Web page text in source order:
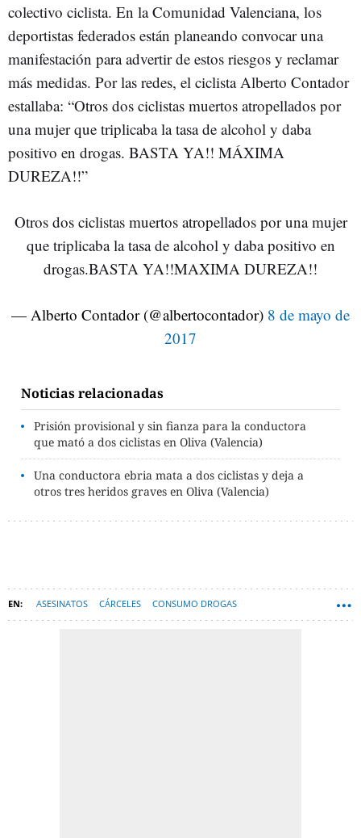
colectivo ciclista. En la Comunidad Valenciana, los
deportistas federados están planeando convocar una
manifestación para advertir de estos riesgos y reclamar
más medidas. Por las redes, el ciclista Alberto Contador
estallaba: “Otros dos ciclistas muertos atropellados por
una mujer que triplicaba la tasa de alcohol y daba
positivo en drogas. BASTA YA!! MÁXIMA
DUREZA!!”
Otros dos ciclistas muertos atropellados por una mujer
que triplicaba la tasa de alcohol y daba positivo en
drogas.BASTA YA!!MAXIMA DUREZA!!
— Alberto Contador (@albertocontador) 8 de mayo de
2017
Noticias relacionadas
Prisión provisional y sin fianza para la conductora
que mató a dos ciclistas en Oliva (Valencia)
Una conductora ebria mata a dos ciclistas y deja a
otros tres heridos graves en Oliva (Valencia)
ASESINATOS CÁRCELES CONSUMO DROGAS